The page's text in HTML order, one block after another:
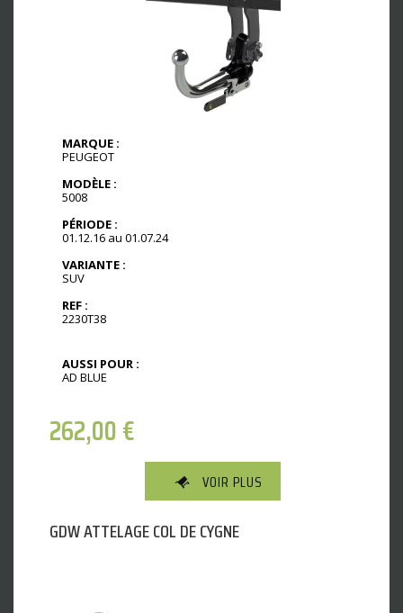
MARQUE :
PEUGEOT
MODÈLE :
5008
PÉRIODE :
01.12.16 au 01.07.24
VARIANTE :
SUV
REF :
2230T38
AUSSI POUR :
AD BLUE
262,00€
VOIR PLUS
GDW ATTELAGE COL DE CYGNE